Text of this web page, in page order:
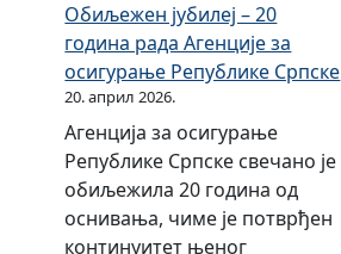
а
о
с
и
г
у
р
а
Обиљежен јубилеј – 20
година рада Агенције за
осигурање Републике Српске
20. април 2026.
Агенција за осигурање
Републике Српске свечано је
обиљежила 20 година од
оснивања, чиме је потврђен
континуитет њеног